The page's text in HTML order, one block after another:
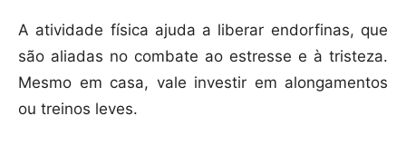
A atividade física ajuda a liberar endorfinas, que
são aliadas no combate ao estresse e à tristeza.
Mesmo em casa, vale investir em alongamentos
ou treinos leves.